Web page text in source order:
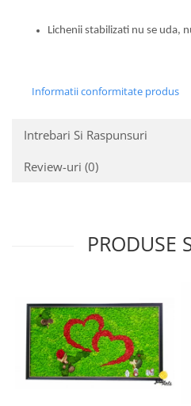
Lichenii stabilizati nu se uda,
Informatii conformitate produs
Intrebari Si Raspunsuri
Review-uri (0)
PRODUSE